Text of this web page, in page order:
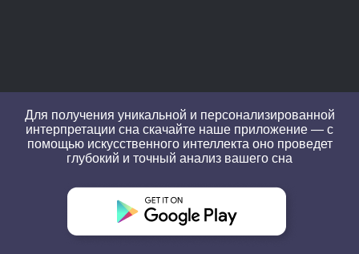
Для получения уникальной и персонализированной
интерпретации сна скачайте наше приложение — с
помощью искусственного интеллекта оно проведет
глубокий и точный анализ вашего сна